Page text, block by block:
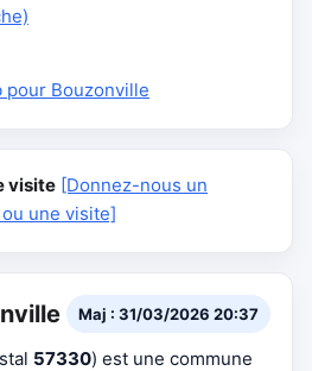
pour Bouzonville
visite [Donnez-nous un
une visite]
Maj : 31/03/2026 20:37
57330) est une commune